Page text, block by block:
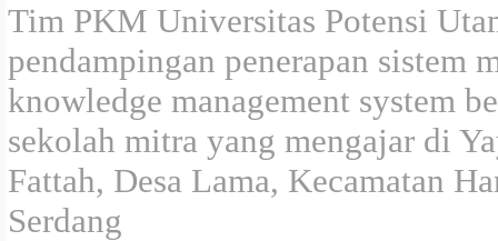
Tim PKM Universitas Potensi
pendampingan penerapan sistem
knowledge management system
sekolah mitra yang mengajar di
Fattah, Desa Lama, Kecamatan
Serdang